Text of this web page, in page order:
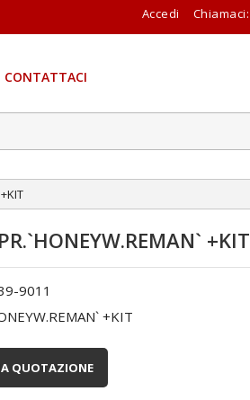
Accedi Chiamaci:
CONTATTACI
+KIT
9011
+KIT
QUOTAZIONE